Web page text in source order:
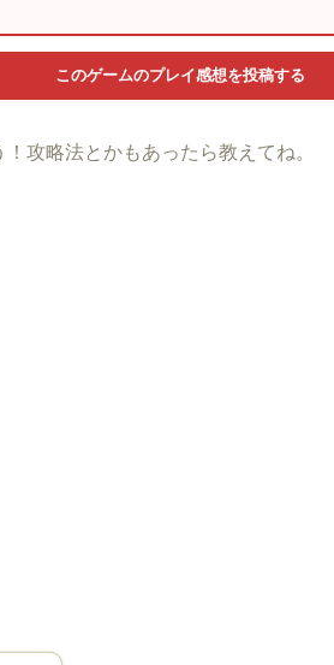
攻略法とかもあったら教えてね。